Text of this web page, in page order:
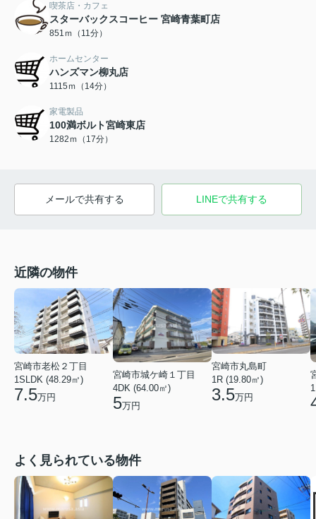
喫茶店・カフェ
スターバックスコーヒー 宮崎青葉町店
851ｍ（11分）
ホームセンター
ハンズマン柳丸店
1115ｍ（14分）
家電製品
100満ボルト宮崎東店
1282ｍ（17分）
メールで共有する LINEで共有する
近隣の物件
宮崎市老松２丁目
1SLDK (48.29㎡)
7.5万円
宮崎市城ケ崎１丁目
4DK (64.00㎡)
5万円
宮崎市丸島町
1R (19.80㎡)
3.5万円
よく見られている物件